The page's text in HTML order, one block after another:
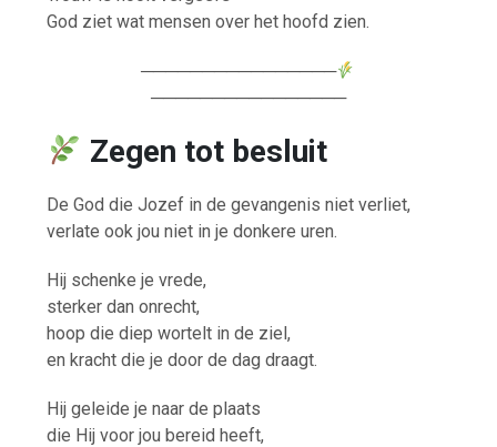
God ziet wat mensen over het hoofd zien.
────────────────
────────────────
Zegen tot besluit
De God die Jozef in de gevangenis niet verliet,
verlate ook jou niet in je donkere uren.
Hij schenke je vrede,
sterker dan onrecht,
hoop die diep wortelt in de ziel,
en kracht die je door de dag draagt.
Hij geleide je naar de plaats
die Hij voor jou bereid heeft,